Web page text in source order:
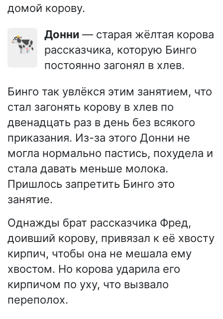
домой корову.
🐄 Донни — старая жёлтая корова
рассказчика, которую Бинго
постоянно загонял в хлев.
Бинго так увлёкся этим занятием, что
стал загонять корову в хлев по
двенадцать раз в день без всякого
приказания. Из-за этого Донни не
могла нормально пастись, похудела и
стала давать меньше молока.
Пришлось запретить Бинго это
занятие.
Однажды брат рассказчика Фред,
доивший корову, привязал к её хвосту
кирпич, чтобы она не мешала ему
хвостом. Но корова ударила его
кирпичом по уху, что вызвало
переполох.